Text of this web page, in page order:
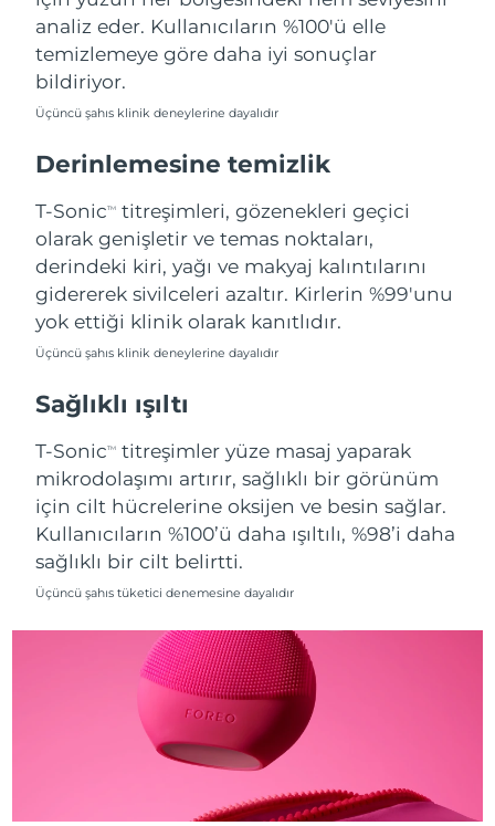
analiz eder. Kullanıcıların %100'ü elle
temizlemeye göre daha iyi sonuçlar
bildiriyor.
Üçüncü şahıs klinik deneylerine dayalıdır
Derinlemesine temizlik
T-SonicTM
titreşimleri, gözenekleri geçici
olarak genişletir ve temas noktaları,
derindeki kiri, yağı ve makyaj kalıntılarını
gidererek sivilceleri azaltır. Kirlerin %99'unu
yok ettiği klinik olarak kanıtlıdır.
Üçüncü şahıs klinik deneylerine dayalıdır
Sağlıklı ışıltı
T-SonicTM
titreşimler yüze masaj yaparak
mikrodolaşımı artırır, sağlıklı bir görünüm
için cilt hücrelerine oksijen ve besin sağlar.
Kullanıcıların %100’ü daha ışıltılı, %98’i daha
sağlıklı bir cilt belirtti.
Üçüncü şahıs tüketici denemesine dayalıdır
Lübnan
10/08/2026
Litvanya
Tahmini teslim tarihi
Çin Makao ÖİB
Tahmini teslim tarihi
11/08/2026
Malezya
Tahmini teslim tarihi
12/08/2026
Malta
Tahmini teslim tarihi
Meksika
Monako
Tahmini teslim tarihi
10/08/2026
Hollanda
Tahmini teslim tarihi
Yeni Zelanda
Tahmini teslim tarihi
12/08/2026